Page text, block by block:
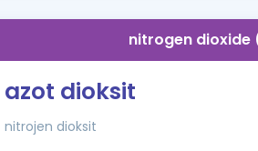
nitrogen dioxide
azot dioksit
nitrojen dioksit